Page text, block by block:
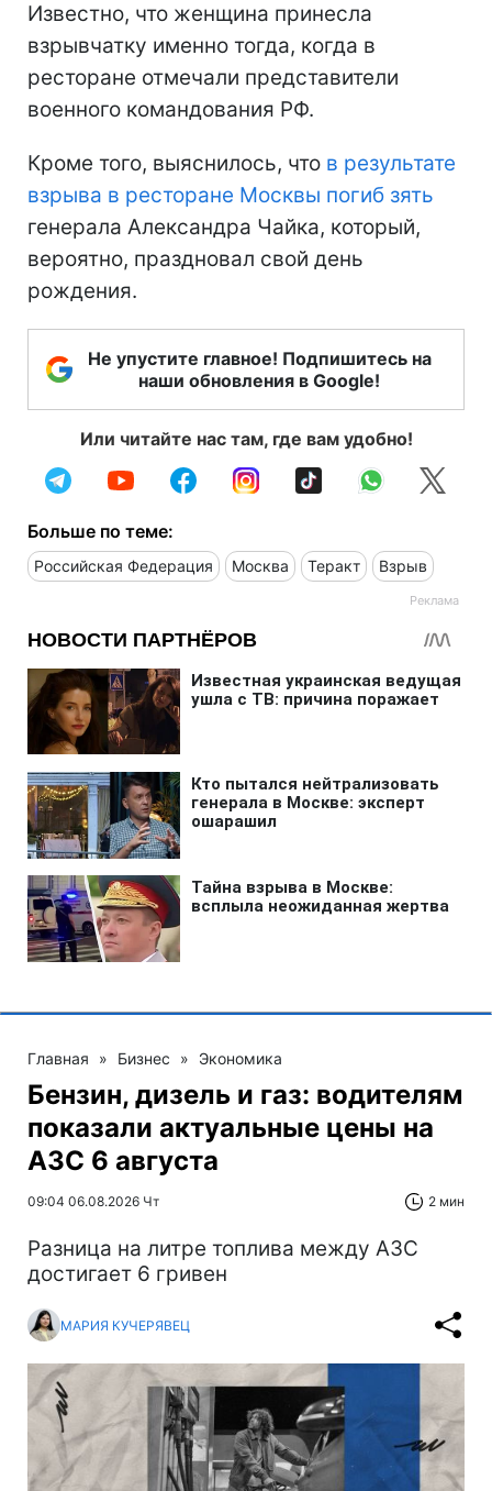
Известно, что женщина принесла
взрывчатку именно тогда, когда в
ресторане отмечали представители
военного командования РФ.
Кроме того, выяснилось, что в результате
взрыва в ресторане Москвы погиб зять
генерала Александра Чайка, который,
вероятно, праздновал свой день
рождения.
Не упустите главное! Подпишитесь на
наши обновления в Google!
Или читайте нас там, где вам удобно!
Больше по теме:
Российская Федерация Москва Теракт Взрыв
Главная » Бизнес » Экономика
Бензин, дизель и газ: водителям
показали актуальные цены на
АЗС 6 августа
09:04 06.08.2026 Чт 2 мин
Разница на литре топлива между АЗС
достигает 6 гривен
МАРИЯ КУЧЕРЯВЕЦ